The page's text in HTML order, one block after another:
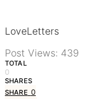
LoveLetters
Post Views: 439
TOTAL
0
SHARES
SHARE 0